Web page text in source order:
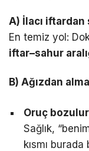
A) İlacı
En temiz yol:
iftar–sahur
B) Ağızdan
Oruç
Sağlık,
kısmı burada